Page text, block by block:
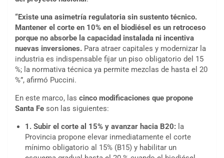
“Existe una asimetría regulatoria sin sustento técnico.
Mantener el corte en 10% en el biodiésel es un retroceso
porque no absorbe la capacidad instalada ni incentiva
nuevas inversiones. Para atraer capitales y modernizar la
industria es indispensable fijar un piso obligatorio del 15
%; la normativa técnica ya permite mezclas de hasta el 20
%”, afirmó Puccini.
En este marco, las cinco modificaciones que propone
Santa Fe son las siguientes:
1. Subir el corte al 15% y avanzar hacia B20: la
Provincia propone elevar inmediatamente el corte
mínimo obligatorio al 15% (B15) y habilitar un